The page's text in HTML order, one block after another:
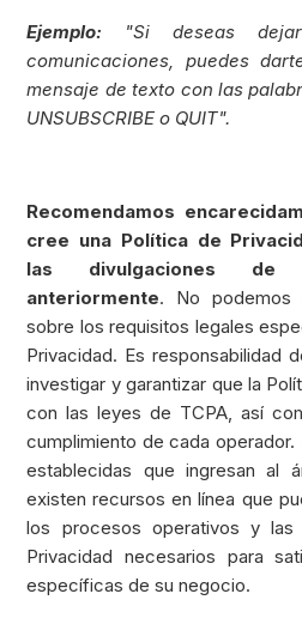
Ejemplo: "Si deseas
comunicaciones, puedes
mensaje de texto con las
UNSUBSCRIBE o QUIT".
Recomendamos
cree una Política de
las divulgaciones de
anteriormente. No podemos
sobre los requisitos legales
Privacidad. Es responsabilidad
investigar y garantizar que la
con las leyes de TCPA, así
cumplimiento de cada operador.
establecidas que ingresan al
existen recursos en línea que
los procesos operativos y las
Privacidad necesarios para
específicas de su negocio.